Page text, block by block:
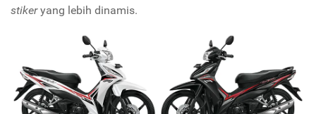
stikeryang lebih dinamis.